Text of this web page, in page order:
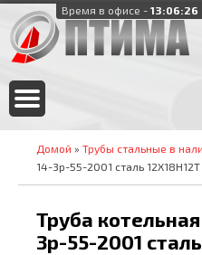
Время в офисе - 13:06:27
Домой » Трубы стальные в
14-3р-55-2001 сталь 12Х18Н12Т
Труба
3р-55-2001